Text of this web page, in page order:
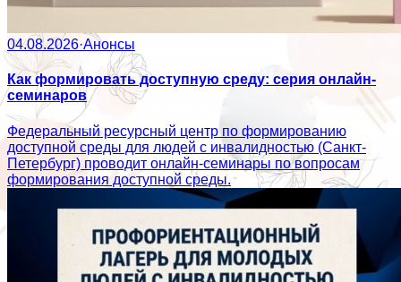
04.08.2026·Анонсы
Как формировать доступную среду: серия онлайн-
семинаров
Федеральный ресурсный центр по формированию
доступной среды для людей с инвалидностью (Санкт-
Петербург) проводит онлайн-семинары по вопросам
формирования доступной среды.